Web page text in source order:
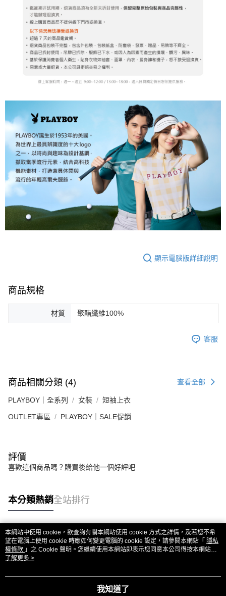
顯示電腦版詳細說明
商品規格
材質 聚酯纖維100%
客服
商品相關分類 (4) 查看全部
PLAYBOY｜全系列 女裝 短袖上衣
OUTLET專區 PLAYBOY｜SALE促銷
評價
喜歡這個商品嗎？購買後給他一個好評吧
本分類熱銷全站排行
熱門標籤
本網站中使用 cookie，欲查詢有關本網站使用 cookie 方式之詳情，及若您不希
望在電腦上使用 cookie 時應如何變更電腦的 cookie 設定，請參閱本網站「 隱私
權條款 」之 Cookie 聲明。您繼續使用本網站即表示您同意本公司得按本網站使
用條款之 Cookie 聲明使用 cookie。
了解更多 >
我知道了